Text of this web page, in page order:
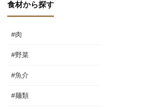
食材から探す
#肉
#野菜
#魚介
#麺類